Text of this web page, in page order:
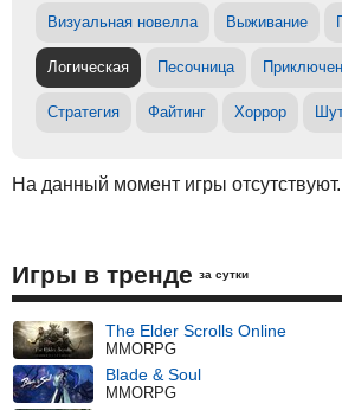
Визуальная новелла Выживание
Логическая Песочница
Стратегия Файтинг Хоррор
На данный момент игры отсутствуют.
Игры в тренде за сутки
The Elder Scrolls Online
MMORPG
Blade & Soul
MMORPG